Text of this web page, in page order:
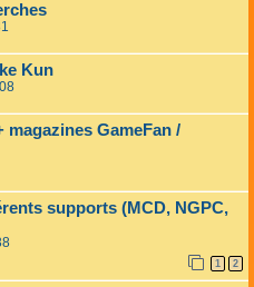
Kun
magazines GameFan /
supports (MCD, NGPC,
1 2